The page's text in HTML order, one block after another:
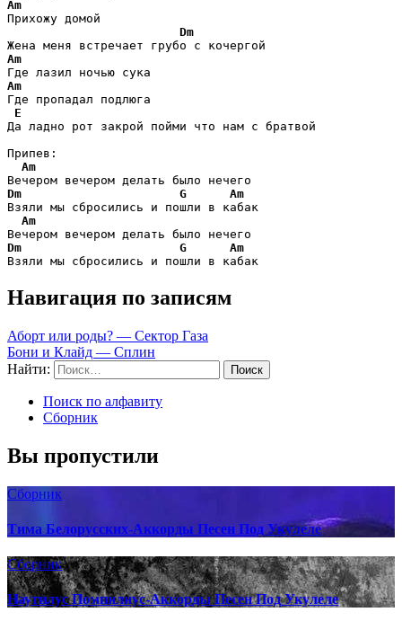
Am
Прихожу домой
Dm
Am
Am
Где пропадал подлюга
E
Да ладно рот закрой пойми что нам с братвой
Припев:
Am
Dm
G
Am
Взяли мы сбросились и пошли в кабак
Am
Dm
G
Am
Взяли мы сбросились и пошли в кабак
Навигация по записям
Аборт или роды? — Сектор Газа
Бони и Клайд — Сплин
Найти:
Поиск по алфавиту
Сборник
Вы пропустили
Сборник
Тима Белорусских-Аккорды Песен Под Укулеле
Сборник
Наутилус Помпилиус-Аккорды Песен Под Укулеле